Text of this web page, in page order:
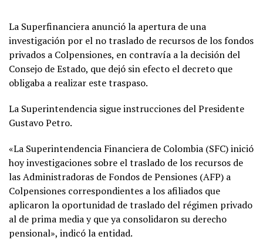
La Superfinanciera anunció la apertura de una
investigación por el no traslado de recursos de los fondos
privados a Colpensiones, en contravía a la decisión del
Consejo de Estado, que dejó sin efecto el decreto que
obligaba a realizar este traspaso.
La Superintendencia sigue instrucciones del Presidente
Gustavo Petro.
«La Superintendencia Financiera de Colombia (SFC) inició
hoy investigaciones sobre el traslado de los recursos de
las Administradoras de Fondos de Pensiones (AFP) a
Colpensiones correspondientes a los afiliados que
aplicaron la oportunidad de traslado del régimen privado
al de prima media y que ya consolidaron su derecho
pensional», indicó la entidad.